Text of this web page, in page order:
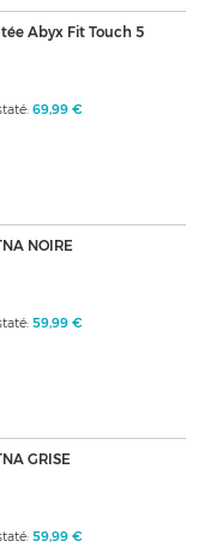
Abyx Fit Touch 5
69,99 €
NOIRE
59,99 €
GRISE
59,99 €